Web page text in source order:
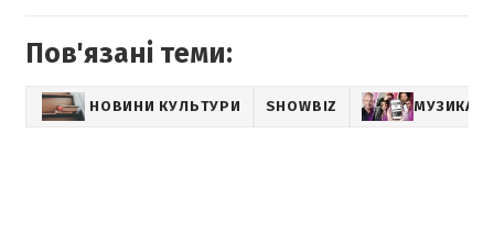
Пов'язані теми:
НОВИНИ КУЛЬТУРИ SHOWBIZ МУЗИКА